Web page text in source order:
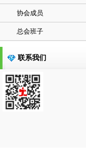
协会成员
总会班子
联系我们